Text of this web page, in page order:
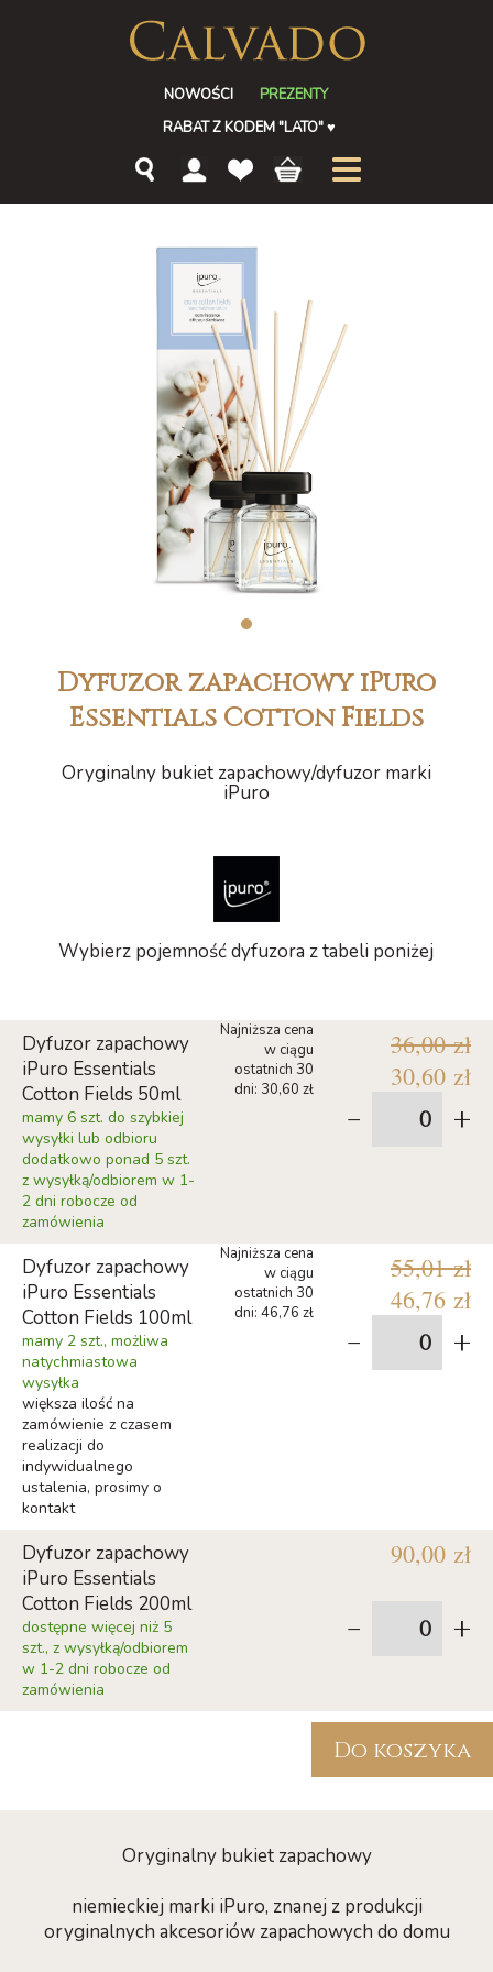
NOWOŚCI
PREZENTY
RABAT Z KODEM "LATO"♥
1
Dyfuzor zapachowy iPuro
Essentials Cotton Fields
Oryginalny bukiet zapachowy/dyfuzor marki
iPuro
Wybierz pojemność dyfuzora z tabeli poniżej
Dyfuzor zapachowy
iPuro Essentials
Cotton Fields 50ml
mamy 6 szt. do szybkiej
wysyłki lub odbioru
dodatkowo ponad 5 szt.
z wysyłką/odbiorem w 1-
2 dni robocze od
zamówienia
36,00 zł
30,60 zł
Najniższa cena
w ciągu
ostatnich 30
dni: 30,60 zł
- +
Dyfuzor zapachowy
iPuro Essentials
Cotton Fields 100ml
mamy 2 szt., możliwa
natychmiastowa
wysyłka
większa ilość na
zamówienie z czasem
realizacji do
indywidualnego
ustalenia, prosimy o
kontakt
55,01 zł
46,76 zł
Najniższa cena
w ciągu
ostatnich 30
dni: 46,76 zł
- +
Dyfuzor zapachowy
iPuro Essentials
Cotton Fields 200ml
dostępne więcej niż 5
szt., z wysyłką/odbiorem
w 1-2 dni robocze od
zamówienia
90,00 zł
- +
Do koszyka
Oryginalny bukiet zapachowy
niemieckiej marki iPuro, znanej z produkcji
oryginalnych akcesoriów zapachowych do domu